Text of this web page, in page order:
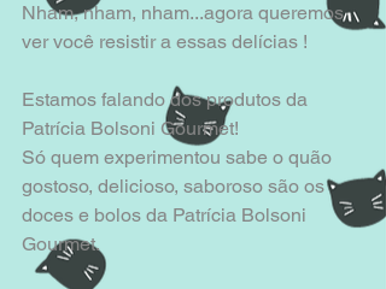
Nham, nham, nham...agora queremos
ver você resistir a essas delícias !
Estamos falando dos produtos da
Patrícia Bolsoni Gourmet!
Só quem experimentou sabe o quão
gostoso, delicioso, saboroso são os
doces e bolos da Patrícia Bolsoni
Gourmet.